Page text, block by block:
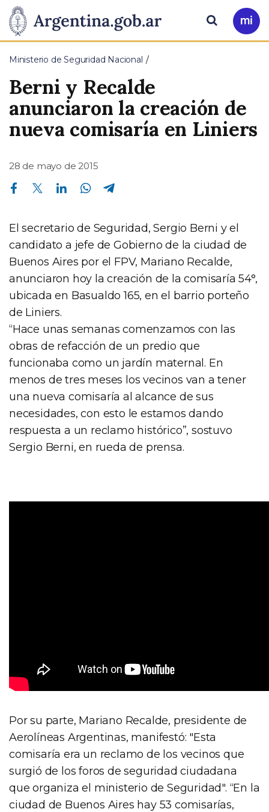
Presidencia
de
la
Nación
Pasar al contenido principal
Ir
a
Buscar
Ministerio de Seguridad Nacional
Berni y Recalde
anunciaron la creación de
nueva comisaría en Liniers
28 de mayo de 2015
Compartir en Facebook Compartir en Twitter Compartir en Linkedin Compartir en Whatsapp
El secretario de Seguridad, Sergio Berni y el
candidato a jefe de Gobierno de la ciudad de
Buenos Aires por el FPV, Mariano Recalde,
anunciaron hoy la creación de la comisaría 54°,
ubicada en Basualdo 165, en el barrio porteño
de Liniers.
“Hace unas semanas comenzamos con las
obras de refacción de un predio que
funcionaba como un jardín maternal. En
menos de tres meses los vecinos van a tener
una nueva comisaría al alcance de sus
necesidades, con esto le estamos dando
respuesta a un reclamo histórico”, sostuvo
Sergio Berni, en rueda de prensa.
Por su parte, Mariano Recalde, presidente de
Aerolíneas Argentinas, manifestó: "Esta
comisaría era un reclamo de los vecinos que
surgió de los foros de seguridad ciudadana
que organiza el ministerio de Seguridad". “En la
ciudad de Buenos Aires hay 53 comisarías,